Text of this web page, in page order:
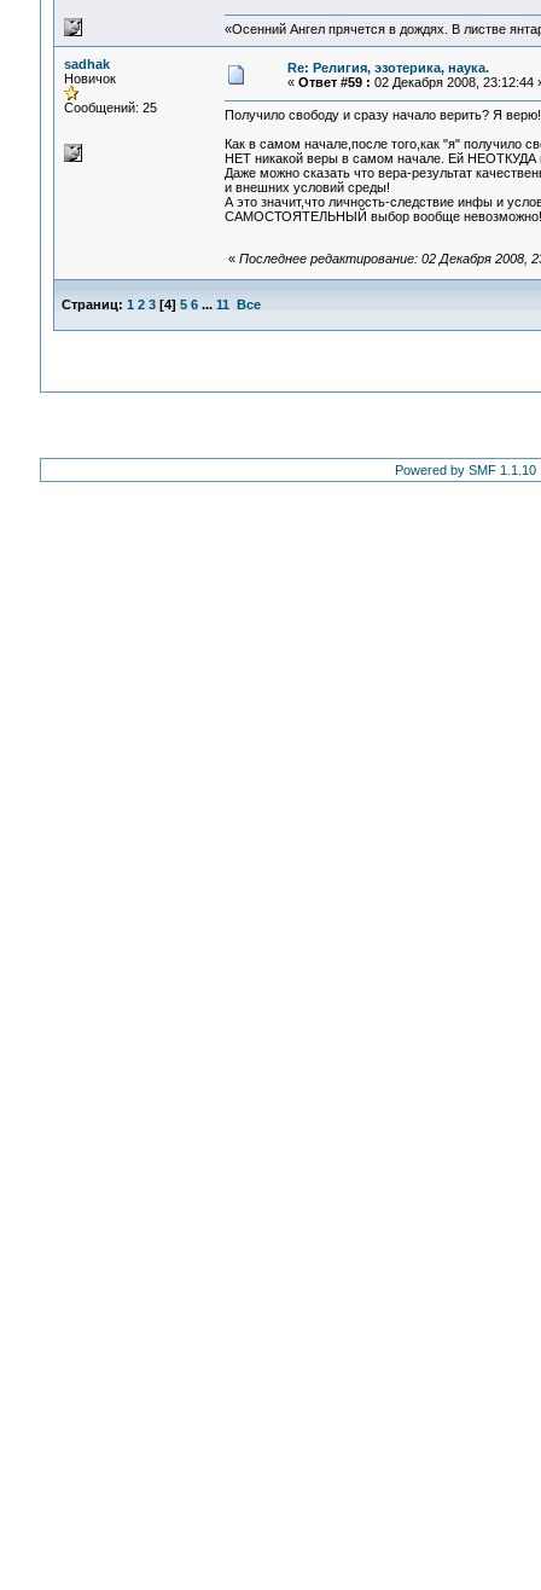
«Осенний Ангел прячется в дождях. В листве
sadhak
Новичок
Сообщений: 25
Re: Религия, эзотерика, наука.
« Ответ #59 : 02 Декабря 2008, 23:12:44
Получило свободу и сразу начало верить? Я
Как в самом начале,после того,как "я" получило
НЕТ никакой веры в самом начале. Ей НЕОТКУДА
Даже можно сказать что вера-результат
и внешних условий среды!
А это значит,что личность-следствие инфы и
САМОСТОЯТЕЛЬНЫЙ выбор вообще невозможно!
« Последнее редактирование: 02 Декабря 2008,
Страниц: 1 2 3[4] 5 6 ... 11 Все
Powered by SMF 1.1.10